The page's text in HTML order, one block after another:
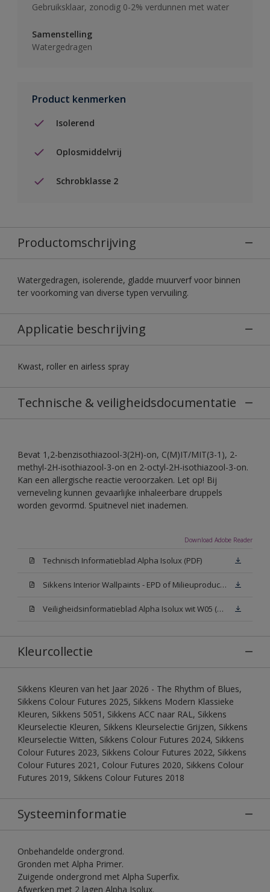
Gebruiksklaar, zonodig 0-2% verdunnen met water
Samenstelling
Watergedragen
Product kenmerken
Isolerend
Oplosmiddelvrij
Schrobklasse 2
Productomschrijving
Watergedragen, isolerende, gladde muurverf voor binnen
ter voorkoming van diverse typen vervuiling.
Applicatie beschrijving
Kwast, roller en airless spray
Technische & veiligheidsdocumentatie
Bevat 1,2-benzisothiazool-3(2H)-on, C(M)IT/MIT(3-1), 2-
methyl-2H-isothiazool-3-on en 2-octyl-2H-isothiazool-3-on.
Kan een allergische reactie veroorzaken. Let op! Bij
verneveling kunnen gevaarlijke inhaleerbare druppels
worden gevormd. Spuitnevel niet inademen.
Download Adobe Reader
Technisch Informatieblad Alpha Isolux (PDF)
Sikkens Interior Wallpaints - EPD of Milieuproductverklaring
Veiligheidsinformatieblad Alpha Isolux wit W05 (SDS)
Kleurcollectie
Sikkens Kleuren van het Jaar 2026 - The Rhythm of Blues,
Sikkens Colour Futures 2025, Sikkens Modern Klassieke
Kleuren, Sikkens 5051, Sikkens ACC naar RAL, Sikkens
Kleurselectie Kleuren, Sikkens Kleurselectie Grijzen, Sikkens
Kleurselectie Witten, Sikkens Colour Futures 2024, Sikkens
Colour Futures 2023, Sikkens Colour Futures 2022, Sikkens
Colour Futures 2021, Colour Futures 2020, Sikkens Colour
Futures 2019, Sikkens Colour Futures 2018
Systeeminformatie
Onbehandelde ondergrond.
Gronden met Alpha Primer.
Zuigende ondergrond met Alpha Superfix.
Afwerken met 2 lagen Alpha Isolux.